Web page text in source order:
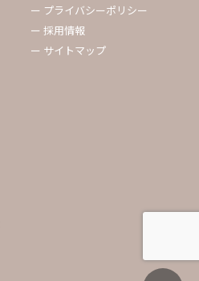
ー プライバシーポリシー
ー 採用情報
ー サイトマップ